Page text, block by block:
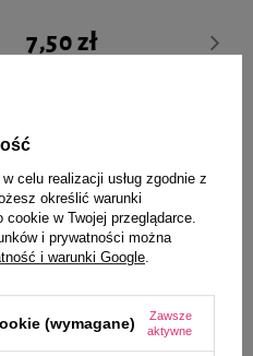
7,50 zł
przez
celu realizacji usług zgodnie z
określić warunki
w Twojej przeglądarce.
i prywatności można
i warunki Google.
(wymagane)
Zawsze
aktywne